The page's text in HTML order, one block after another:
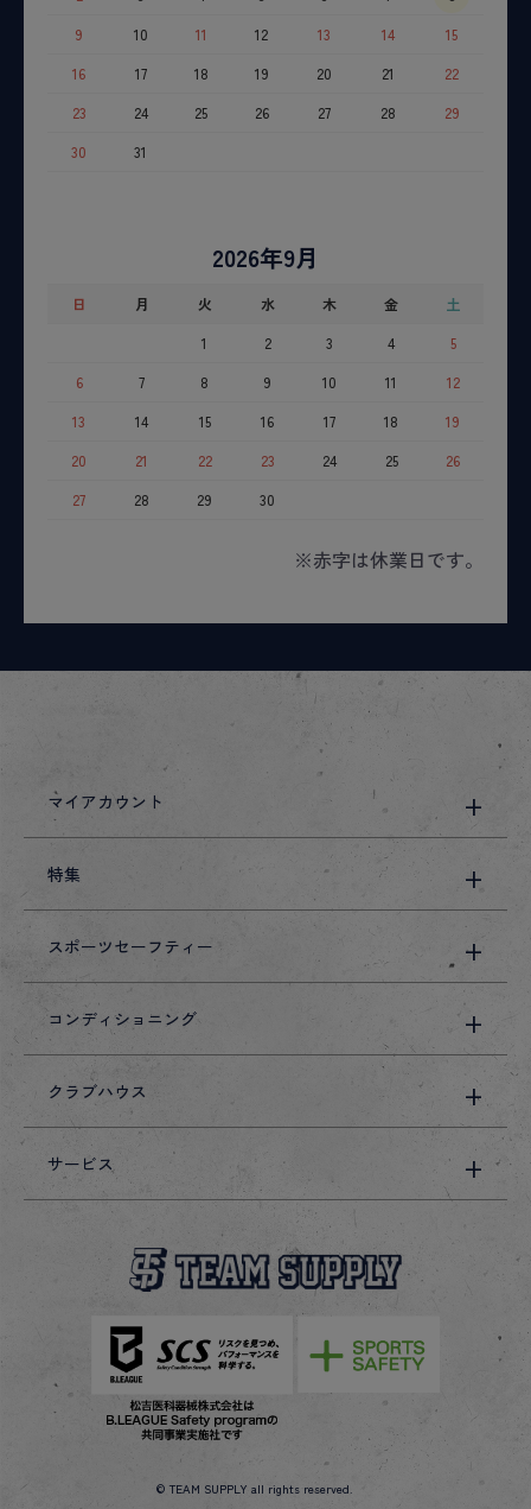
9
10 11 12 13 14
15
16
17 18 19 20 21
22
23
24 25 26 27 28
29
30
31
2026年9月
日 月 火 水 木 金
土
1
2 3 4
5
6
7 8 9 10 11
12
13
14 15 16 17 18
19
20
21 22 23 24 25
26
27
28 29 30
※赤字は休業日です。
マイアカウント
特集
スポーツセーフティー
コンディショニング
クラブハウス
サービス
© TEAM SUPPLY all rights reserved.